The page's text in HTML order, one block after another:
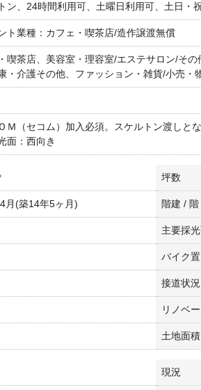
ン、24時間利用可、土曜日利用可、土日・
ト業種：カフェ・喫茶店/造作譲渡無償
喫茶店、美容室・理容室/エステサロン/そ
・介護その他、ファッション・雑貨/小売・
Ｍ（セコム）加入必須。スケルトン渡しと
面：西向き
坪数
月(築14年5ヶ月) 階建 / 階
主要採
バイク
接道状況
リノベ
土地面積
現況